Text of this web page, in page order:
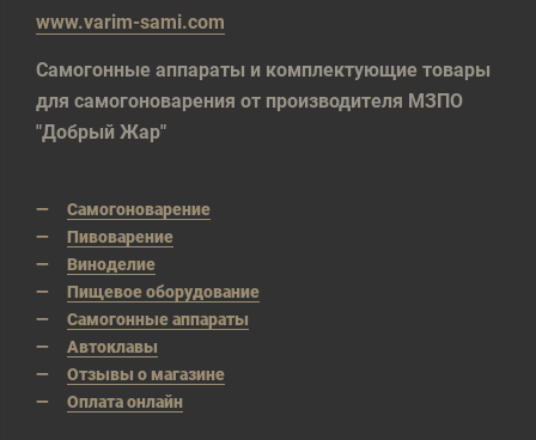
www.varim-sami.com
Самогонные аппараты и комплектующие товары
для самогоноварения от производителя МЗПО
"Добрый Жар"
Самогоноварение
Пивоварение
Виноделие
Пищевое оборудование
Самогонные аппараты
Автоклавы
Отзывы о магазине
Оплата онлайн